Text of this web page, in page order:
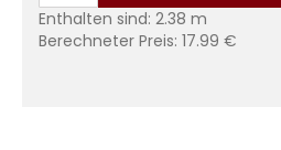
Enthalten sind: 2.38 m
Berechneter Preis: 17.99 €